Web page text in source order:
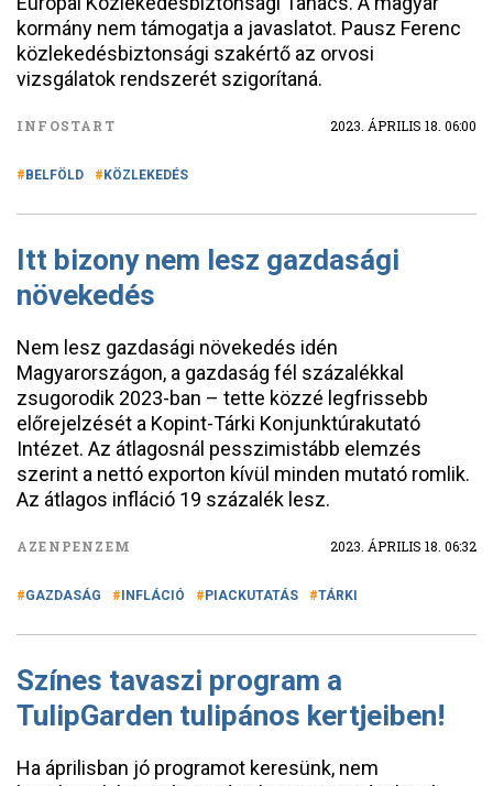
kormány nem támogatja a javaslatot. Pausz Ferenc
közlekedésbiztonsági szakértő az orvosi
vizsgálatok rendszerét szigorítaná.
INFOSTART 2023. ÁPRILIS 18. 06:00
BELFÖLD KÖZLEKEDÉS
Itt bizony nem lesz gazdasági
növekedés
Nem lesz gazdasági növekedés idén
Magyarországon, a gazdaság fél százalékkal
zsugorodik 2023-ban – tette közzé legfrissebb
előrejelzését a Kopint-Tárki Konjunktúrakutató
Intézet. Az átlagosnál pesszimistább elemzés
szerint a nettó exporton kívül minden mutató romlik.
Az átlagos infláció 19 százalék lesz.
AZENPENZEM 2023. ÁPRILIS 18. 06:32
GAZDASÁG INFLÁCIÓ PIACKUTATÁS TÁRKI
Színes tavaszi program a
TulipGarden tulipános kertjeiben!
Ha áprilisban jó programot keresünk, nem